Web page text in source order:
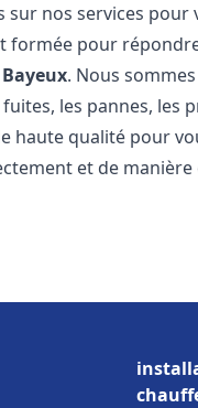
nos services pour
pour
Bayeux. Nous
les pannes, les
haute qualité pour
et de manière